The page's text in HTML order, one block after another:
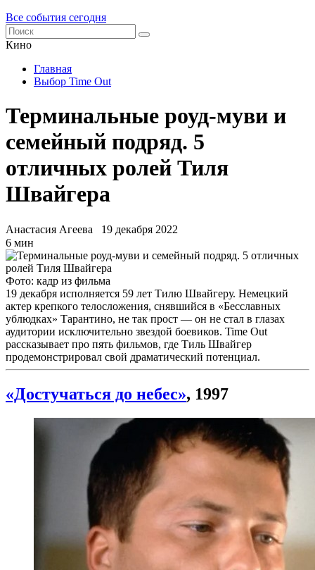
Все события сегодня
Кино
Главная
Выбор Time Out
Терминальные роуд-муви и
семейный подряд. 5
отличных ролей Тиля
Швайгера
Анастасия Агеева
19 декабря 2022
6 мин
Фото: кадр из фильма
19 декабря исполняется 59 лет Тилю Швайгеру. Немецкий
актер крепкого телосложения, снявшийся в «Бесславных
ублюдках» Тарантино, не так прост — он не стал в глазах
аудитории исключительно звездой боевиков. Time Out
рассказывает про пять фильмов, где Тиль Швайгер
продемонстрировал свой драматический потенциал.
«Достучаться до небес», 1997